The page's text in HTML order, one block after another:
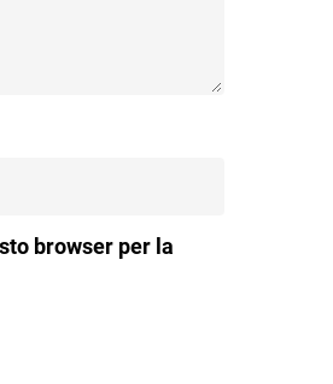
browser per la